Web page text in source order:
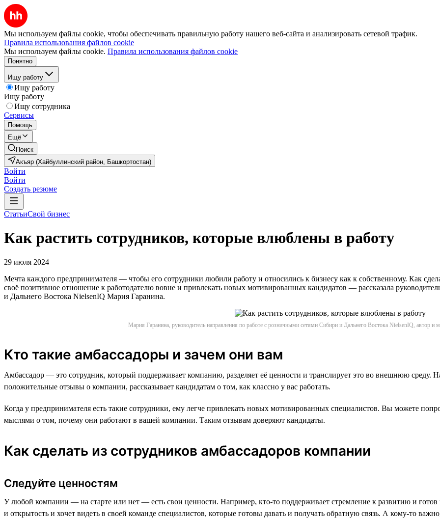
Мы используем файлы cookie, чтобы обеспечивать правильную работу нашего веб-сайта и анализировать сетевой трафик.
Правила использования файлов cookie
Мы используем файлы cookie. Правила использования файлов cookie
Понятно
Ищу работу
Ищу работу
Ищу работу
Ищу сотрудника
Сервисы
Помощь
Ещё
Поиск
Акъяр (Хайбуллинский район, Башкортостан)
Войти
Войти
Создать резюме
СтатьиСвой бизнес
Как растить сотрудников, которые влюблены в работу
29 июля 2024
Мечта каждого предпринимателя — чтобы его сотрудники любили работу и относились к бизнесу как к собственному. Как
своё позитивное отношение к работодателю вовне и привлекать новых мотивированных кандидатов — рассказала
и Дальнего Востока NielsenIQ Мария Гаранина.
Мария Гаранина, руководитель направления по работе с розничными сетями Сибири и Дальнего Востока NielsenIQ, автор и
Кто такие амбассадоры и зачем они вам
Амбассадор — это сотрудник, который поддерживает компанию, разделяет её ценности и транслирует это во внешнюю среду.
положительные отзывы о компании, рассказывает кандидатам о том, как классно у вас работать.
Когда у предпринимателя есть такие сотрудники, ему легче привлекать новых мотивированных специалистов. Вы можете
мыслями о том, почему они работают в вашей компании. Таким отзывам доверяют кандидаты.
Как сделать из сотрудников амбассадоров компании
Следуйте ценностям
У любой компании — на старте или нет — есть свои ценности. Например, кто-то поддерживает стремление к развитию и готов
и открытость и хочет видеть в своей команде специалистов, которые готовы давать и получать обратную связь. А кому-то